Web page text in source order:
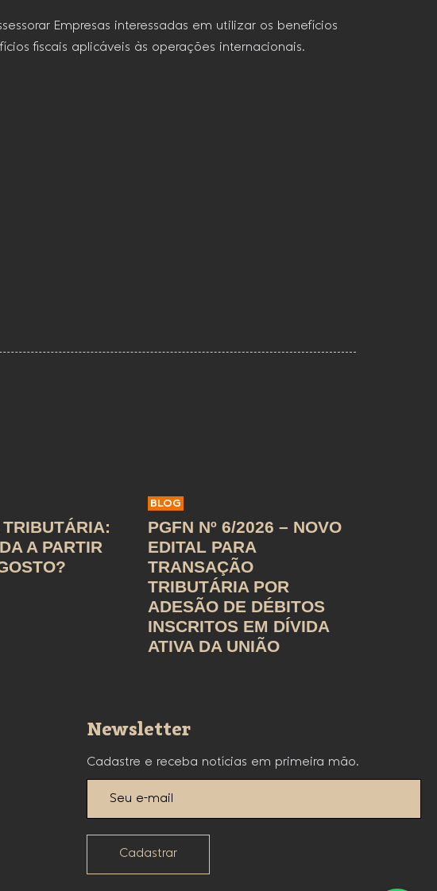
Empresas interessadas em utilizar os benefícios
fiscais aplicáveis às operações internacionais.
A PARTIR
BLOG
PGFN Nº 6/2026 – NOVO
EDITAL PARA
TRANSAÇÃO
TRIBUTÁRIA POR
ADESÃO DE DÉBITOS
INSCRITOS EM DÍVIDA
ATIVA DA UNIÃO
Newsletter
Cadastre e receba notícias em primeira mão.
Cadastrar